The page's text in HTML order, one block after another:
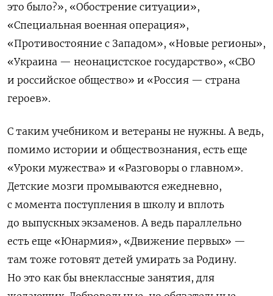
это было?», «Обострение ситуации»,
«Специальная военная операция»,
«Противостояние с Западом», «Новые регионы»,
«Украина — неонацистское государство», «СВО
и российское общество» и «Россия — страна
героев».
С таким учебником и ветераны не нужны. А ведь,
помимо истории и обществознания, есть еще
«Уроки мужества» и «Разговоры о главном».
Детские мозги промываются ежедневно,
с момента поступления в школу и вплоть
до выпускных экзаменов. А ведь параллельно
есть еще «Юнармия», «Движение первых» —
там тоже готовят детей умирать за Родину.
Но это как бы внеклассные занятия, для